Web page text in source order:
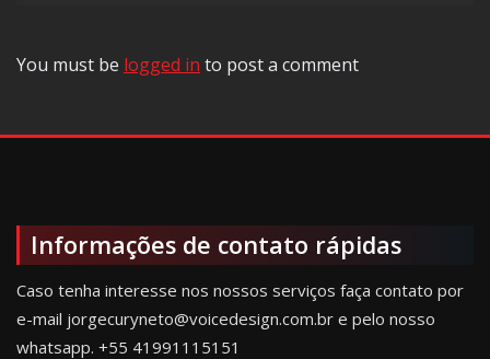
You must be logged in to post a comment
Informações de contato rápidas
Caso tenha interesse nos nossos serviços faça contato por
e-mail jorgecuryneto@voicedesign.com.br e pelo nosso
whatsapp. +55 41991115151